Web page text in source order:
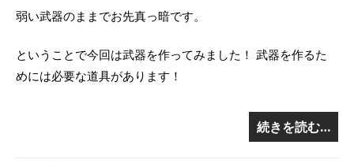
弱い武器のままでお先真っ暗です。
ということで今回は武器を作ってみました！ 武器を作るた
めには必要な道具があります！
続きを読む…